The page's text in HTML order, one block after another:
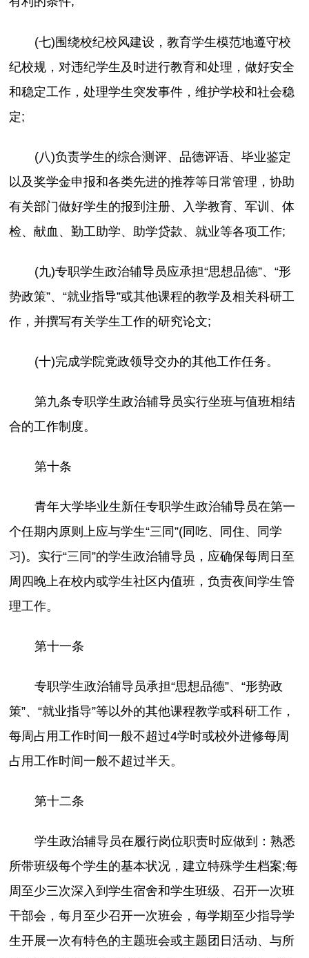
(七)围绕校纪校风建设，教育学生模范地遵守校
纪校规，对违纪学生及时进行教育和处理，做好安全
和稳定工作，处理学生突发事件，维护学校和社会稳
定;
(八)负责学生的综合测评、品德评语、毕业鉴定
以及奖学金申报和各类先进的推荐等日常管理，协助
有关部门做好学生的报到注册、入学教育、军训、体
检、献血、勤工助学、助学贷款、就业等各项工作;
(九)专职学生政治辅导员应承担“思想品德”、“形
势政策”、“就业指导”或其他课程的教学及相关科研工
作，并撰写有关学生工作的研究论文;
(十)完成学院党政领导交办的其他工作任务。
第九条专职学生政治辅导员实行坐班与值班相结
合的工作制度。
第十条
青年大学毕业生新任专职学生政治辅导员在第一
个任期内原则上应与学生“三同”(同吃、同住、同学
习)。实行“三同”的学生政治辅导员，应确保每周日至
周四晚上在校内或学生社区内值班，负责夜间学生管
理工作。
第十一条
专职学生政治辅导员承担“思想品德”、“形势政
策”、“就业指导”等以外的其他课程教学或科研工作，
每周占用工作时间一般不超过4学时或校外进修每周
占用工作时间一般不超过半天。
第十二条
学生政治辅导员在履行岗位职责时应做到：熟悉
所带班级每个学生的基本状况，建立特殊学生档案;每
周至少三次深入到学生宿舍和学生班级、召开一次班
干部会，每月至少召开一次班会，每学期至少指导学
生开展一次有特色的主题班会或主题团日活动、与所